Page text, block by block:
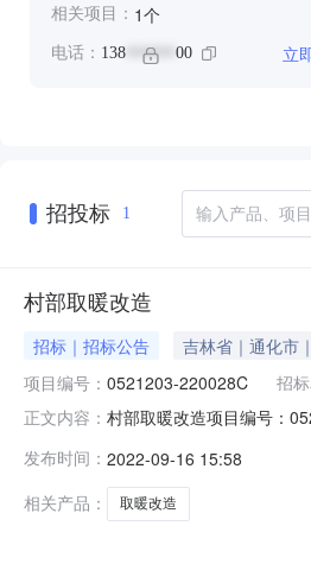
相关项目： 1个
电话： 138 ****** 00 立
招投标 1
村部取暖改造
招标｜招标公告 吉林省｜通化市
项目编号： 0521203-220028C 招
正文内容： 村部取暖改造项目编号：
源为：自有资金。公告内
鲜族乡二道沟村1.3建设
发布时间： 2022-09-16 15:58
相关产品：
取暖改造